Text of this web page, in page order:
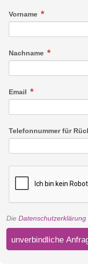
Vorname
Nachname
Email
Telefonnummer für
Die Datenschutzerklärung
unverbindliche